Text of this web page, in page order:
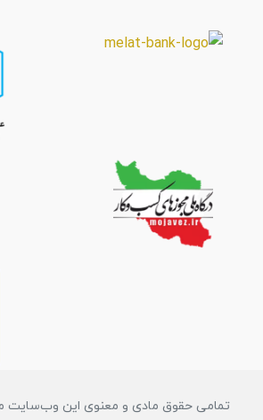
تمامی حقوق مادی و معنوی این وب‌سایت